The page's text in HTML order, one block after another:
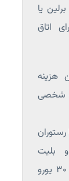
یا
یورو برای اتاق
هزینه
شخصی
رستوران
است، و بلیت
حمل‌ونقل عمومی دانشجویی معمولاً زیر ۳۰ یورو